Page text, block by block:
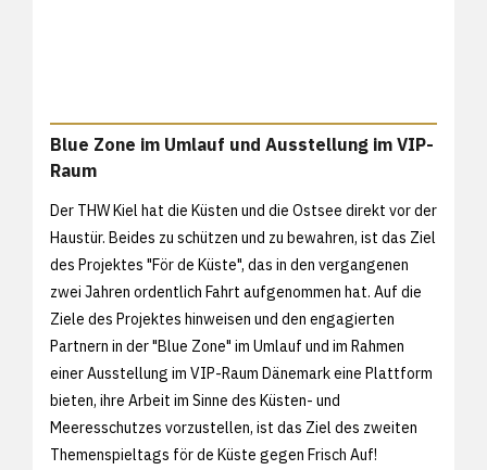
Blue Zone im Umlauf und Ausstellung im VIP-
Raum
Der THW Kiel hat die Küsten und die Ostsee direkt vor der
Haustür. Beides zu schützen und zu bewahren, ist das Ziel
des Projektes "För de Küste", das in den vergangenen
zwei Jahren ordentlich Fahrt aufgenommen hat. Auf die
Ziele des Projektes hinweisen und den engagierten
Partnern in der "Blue Zone" im Umlauf und im Rahmen
einer Ausstellung im VIP-Raum Dänemark eine Plattform
bieten, ihre Arbeit im Sinne des Küsten- und
Meeresschutzes vorzustellen, ist das Ziel des zweiten
Themenspieltags för de Küste gegen Frisch Auf!